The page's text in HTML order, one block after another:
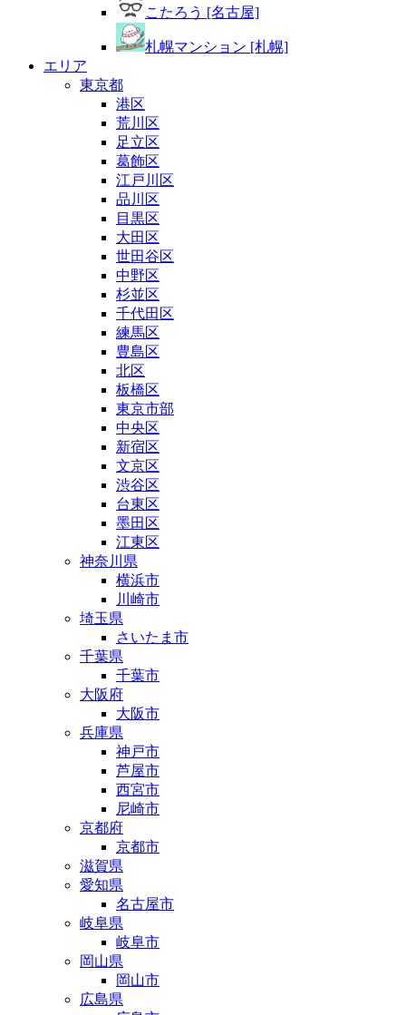
こたろう [名古屋]
札幌マンション [札幌]
エリア
東京都
港区
荒川区
足立区
葛飾区
江戸川区
品川区
目黒区
大田区
世田谷区
中野区
杉並区
千代田区
練馬区
豊島区
北区
板橋区
東京市部
中央区
新宿区
文京区
渋谷区
台東区
墨田区
江東区
神奈川県
横浜市
川崎市
埼玉県
さいたま市
千葉県
千葉市
大阪府
大阪市
兵庫県
神戸市
芦屋市
西宮市
尼崎市
京都府
京都市
滋賀県
愛知県
名古屋市
岐阜県
岐阜市
岡山県
岡山市
広島県